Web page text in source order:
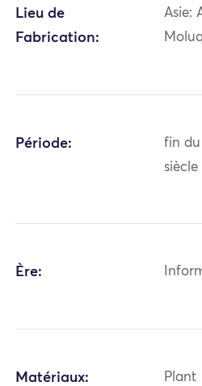
Lieu de
Fabrication:
Asie:
Période:
fin du
siècle
Ère:
Matériaux: Plant